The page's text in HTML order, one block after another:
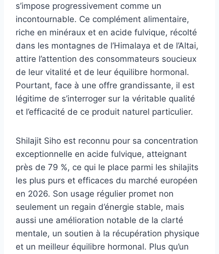
s’impose progressivement comme un
incontournable. Ce complément alimentaire,
riche en minéraux et en acide fulvique, récolté
dans les montagnes de l’Himalaya et de l’Altai,
attire l’attention des consommateurs soucieux
de leur vitalité et de leur équilibre hormonal.
Pourtant, face à une offre grandissante, il est
légitime de s’interroger sur la véritable qualité
et l’efficacité de ce produit naturel particulier.
Shilajit Siho est reconnu pour sa concentration
exceptionnelle en acide fulvique, atteignant
près de 79 %, ce qui le place parmi les shilajits
les plus purs et efficaces du marché européen
en 2026. Son usage régulier promet non
seulement un regain d’énergie stable, mais
aussi une amélioration notable de la clarté
mentale, un soutien à la récupération physique
et un meilleur équilibre hormonal. Plus qu’un